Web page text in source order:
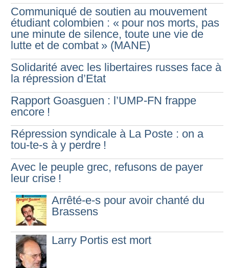
Communiqué de soutien au mouvement
étudiant colombien : « pour nos morts, pas
une minute de silence, toute une vie de
lutte et de combat » (MANE)
Solidarité avec les libertaires russes face à
la répression d’Etat
Rapport Goasguen : l’UMP-FN frappe
encore !
Répression syndicale à La Poste : on a
tou-te-s à y perdre !
Avec le peuple grec, refusons de payer
leur crise !
Arrêté-e-s pour avoir chanté du
Brassens
Larry Portis est mort